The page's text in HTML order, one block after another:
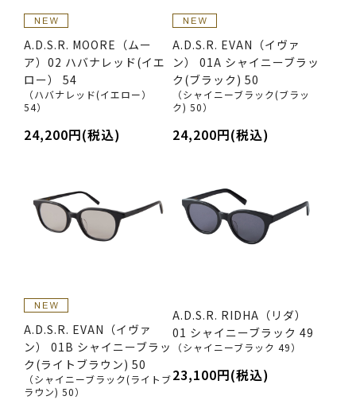
A.D.S.R. MOORE（ムー
ア）02 ハバナレッド(イエ
ロー） 54
（ハバナレッド(イエロー）
54）
24,200円(税込)
A.D.S.R. EVAN（イヴァ
ン） 01A シャイニーブラッ
ク(ブラック) 50
（シャイニーブラック(ブラッ
ク) 50）
24,200円(税込)
A.D.S.R. EVAN（イヴァ
ン） 01B シャイニーブラッ
ク(ライトブラウン) 50
（シャイニーブラック(ライトブ
ラウン) 50）
A.D.S.R. RIDHA（リダ）
01 シャイニーブラック 49
（シャイニーブラック 49）
23,100円(税込)